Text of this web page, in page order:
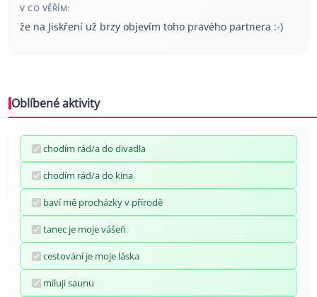
V CO VĚŘÍM:
že na Jiskření už brzy objevím toho pravého partnera :-)
Oblíbené aktivity
chodím rád/a do divadla
chodím rád/a do kina
baví mě procházky v přírodě
tanec je moje vášeň
cestování je moje láska
miluji saunu